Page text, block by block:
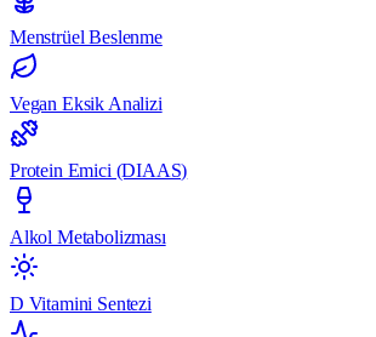
Menstrüel Beslenme
Vegan Eksik Analizi
Protein Emici (DIAAS)
Alkol Metabolizması
D Vitamini Sentezi